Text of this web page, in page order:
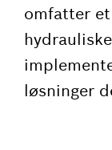
omfatter
løsninger